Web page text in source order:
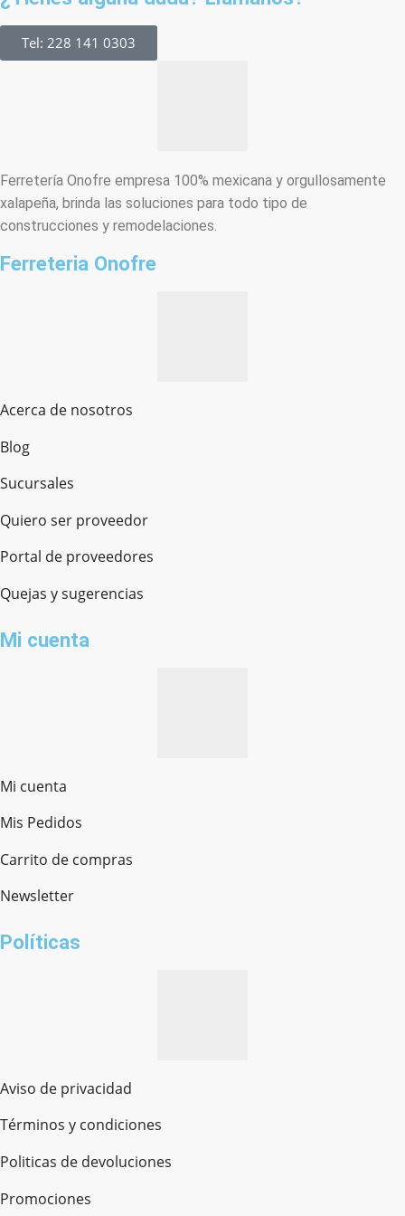
Tel: 228 141 0303
Ferretería Onofre empresa 100% mexicana y orgullosamente
xalapeña, brinda las soluciones para todo tipo de
construcciones y remodelaciones.
Ferreteria Onofre
Acerca de nosotros
Blog
Sucursales
Quiero ser proveedor
Portal de proveedores
Quejas y sugerencias
Mi cuenta
Mi cuenta
Mis Pedidos
Carrito de compras
Newsletter
Políticas
Aviso de privacidad
Términos y condiciones
Politicas de devoluciones
Promociones